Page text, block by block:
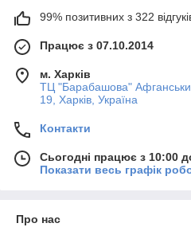
99% позитивних з 322
Працює з 07.10.2014
м. Харків
ТЦ "Барабашова"
19, Харків, Україна
Контакти
Сьогодні працює з 10:00
Показати весь графік
Про нас